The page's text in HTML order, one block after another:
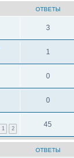
ОТВЕТЫ
3
1
0
0
1 2 45
ОТВЕТЫ